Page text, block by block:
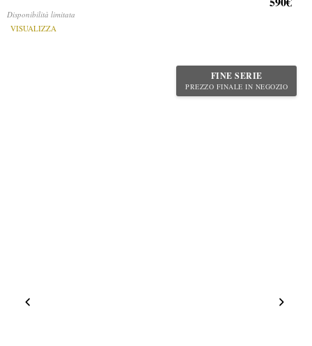
Disponibilità limitata
VISUALIZZA
FINE SERIE
PREZZO FINALE IN NEGOZIO